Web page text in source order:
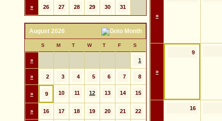
» 26 27 28 29 30 31
August 2026
S M T W T F S
» 1
» 2 3 4 5 6 7 8
» 9 10 11 12 13 14 15
» 16 17 18 19 20 21 22
»
»
9
16